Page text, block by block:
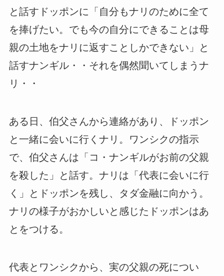
と話すドッポンに「自分もナリのために全て
を捧げたい。でも今の自分にできることは母
親の土地をナリに返すことしかできない」と
話すナンギル・・それを偶然聞いてしまうナ
リ・・
ある日、伯父さんから連絡があり、ドッポン
と一緒に会いに行くナリ。ワンシクの指示
で、伯父さんは「コ・ナンギルがお前の父親
を殺した」と話す。ナリは「代表に会いに行
く」とドッポンを残し、タダ金融に向かう。
ナリの様子がおかしいと感じたドッポンはあ
とをつける。
代表とワンシクから、実の父親の死につい